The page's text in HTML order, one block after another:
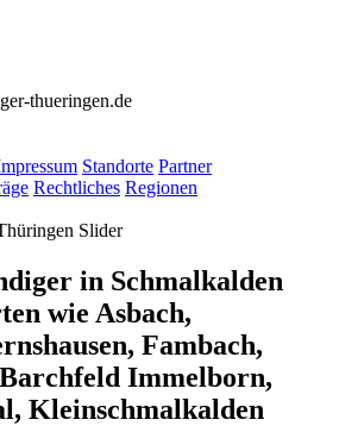
thueringen.de
Standorte Partner
Rechtliches Regionen
in Schmalkalden
wie Asbach,
Fambach,
Immelborn,
Kleinschmalkalden